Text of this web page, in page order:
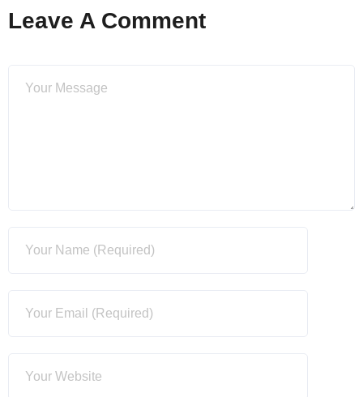
Leave A Comment